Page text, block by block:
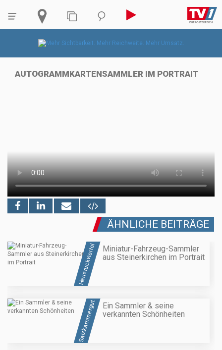
AUTOGRAMMKARTENSAMMLER IM PORTRAIT
ÄHNLICHE BEITRÄGE
Hausruckviertel
Miniatur-Fahrzeug-Sammler
aus Steinerkirchen im Portrait
Salzkammergut
Ein Sammler & seine
verkannten Schönheiten